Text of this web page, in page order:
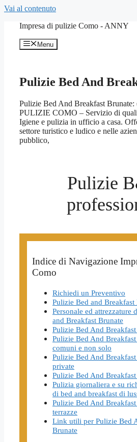
Vai al contenuto
Impresa di pulizie Como - ANNY
Menu
Pulizie Bed And
Pulizie Bed And Breakfast
PULIZIE COMO – Servizio di
Igiene e pulizia in ufficio a casa.
settore turistico e ludico e nelle
pubblico,
Pulizie
Indice di Navigazione
Como
Richiedi un Preventivo
Pulizie Bed and Breakfast
Personale ed attrezzature
and Breakfast Brunate
Pulizie Bed And
Pulizie Bed And
comuni e non solo
Pulizie Bed And
private
Pulizie Bed And
Pulizia giornaliera e su
di bed and breakfast di
Pulizie Bed And
terrazze
Link utili per Pulizie Bed
Brunate